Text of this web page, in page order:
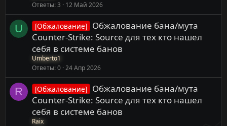
Ответы 3 12 Май 2026
U [Обжалование] Обжалование бана/мута
Counter-Strike: Source для тех кто нашел
себя в системе банов
Umberto1
Ответы 0 24 Апр 2026
R [Обжалование] Обжалование бана/мута
Counter-Strike: Source для тех кто нашел
себя в системе банов
Raix